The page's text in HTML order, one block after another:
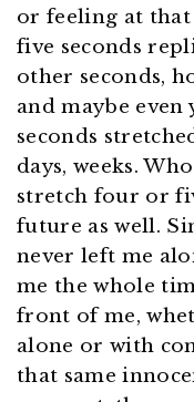
or feeling at
five seconds
other seconds,
and maybe
seconds
days, weeks.
stretch four or
future as well.
never left me
me the whole
front of me,
alone or with
that same